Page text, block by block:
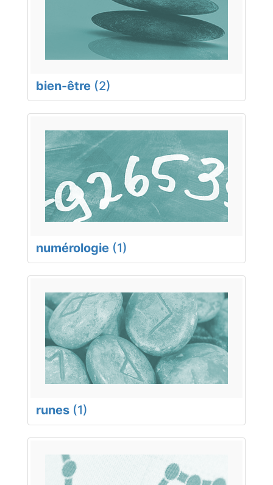
bien-être (2)
numérologie (1)
runes (1)